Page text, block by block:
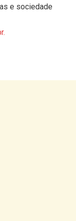
e sociedade